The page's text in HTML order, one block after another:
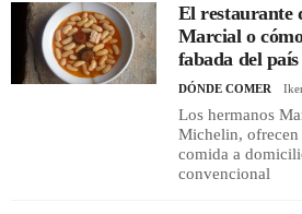
El restaurante
Marcial o
fabada del país
DÓNDE COMER
Los hermanos
Michelin, ofrecen
comida a
convencional